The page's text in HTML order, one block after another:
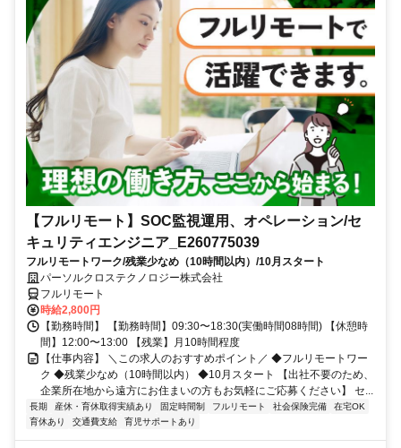
【フルリモート】SOC監視運用、オペレーション/セ
キュリティエンジニア_E260775039
フルリモートワーク/残業少なめ（10時間以内）/10月スタート
パーソルクロステクノロジー株式会社
フルリモート
時給2,800円
【勤務時間】 【勤務時間】09:30〜18:30(実働時間08時間) 【休憩時
間】12:00〜13:00 【残業】月10時間程度
【仕事内容】 ＼この求人のおすすめポイント／ ◆フルリモートワー
ク ◆残業少なめ（10時間以内） ◆10月スタート 【出社不要のため、
企業所在地から遠方にお住まいの方もお気軽にご応募ください】 セ...
長期 産休・育休取得実績あり 固定時間制 フルリモート 社会保険完備
在宅OK
育休あり
交通費支給 育児サポートあり